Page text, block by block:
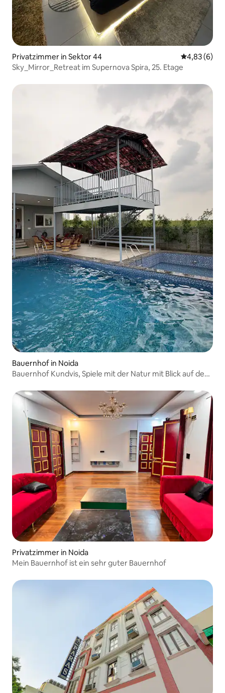
Privatzimmer in Sektor 44
4,83 (6)
Sky_Mirror_Retreat im Supernova Spira, 25. Etage
Bauernhof in Noida
Bauernhof Kundvis, Spiele mit der Natur mit Blick auf den
Privatzimmer in Noida
Mein Bauernhof ist ein sehr guter Bauernhof